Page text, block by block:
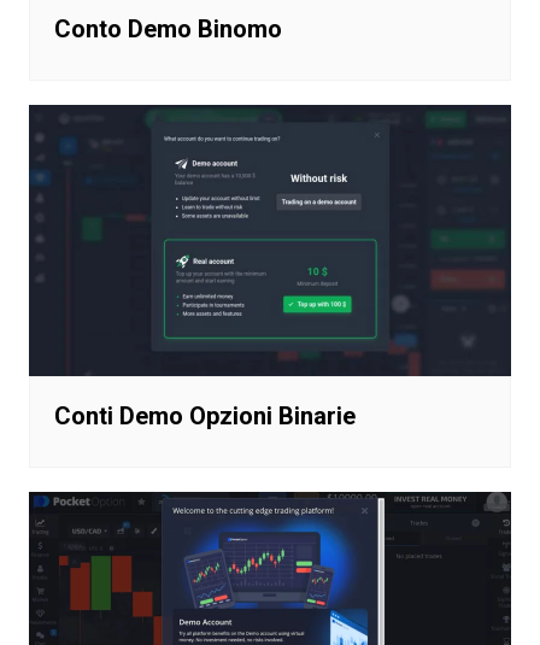
Conto Demo Binomo
Conti Demo Opzioni Binarie